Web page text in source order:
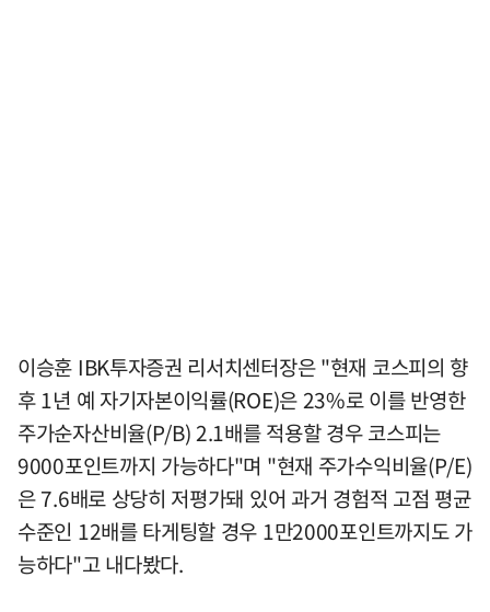
이승훈 IBK투자증권 리서치센터장은 "현재 코스피의 향
후 1년 예 자기자본이익률(ROE)은 23%로 이를 반영한
주가순자산비율(P/B) 2.1배를 적용할 경우 코스피는
9000포인트까지 가능하다"며 "현재 주가수익비율(P/E)
은 7.6배로 상당히 저평가돼 있어 과거 경험적 고점 평균
수준인 12배를 타게팅할 경우 1만2000포인트까지도 가
능하다"고 내다봤다.